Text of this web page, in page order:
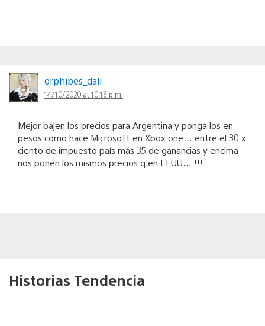
drphibes_dali
14/10/2020 at 10:16 p.m.
Mejor bajen los precios para Argentina y ponga los en
pesos como hace Microsoft en Xbox one….entre el 30 x
ciento de impuesto país más 35 de ganancias y encima
nos ponen los mismos precios q en EEUU….!!!
Historias Tendencia